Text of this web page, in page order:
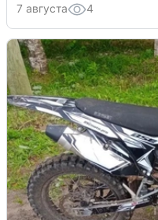
7 августа 4